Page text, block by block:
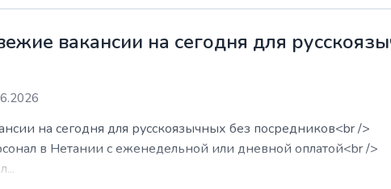
вакансии на сегодня для
на сегодня для русскоязычных без посредников<br />
в Нетании с еженедельной или дневной оплатой<br />